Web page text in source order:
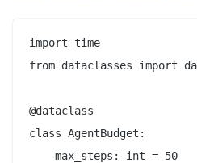
import time
from dataclasses import
@dataclass
class AgentBudget:
    max_steps: int = 50